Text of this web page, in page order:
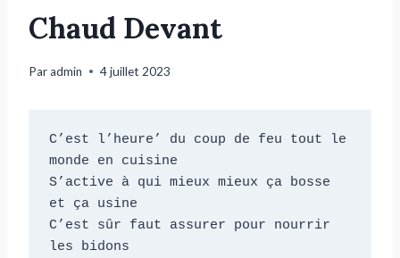
Chaud Devant
Paradmin 4 juillet 2023
C’est l’heure’ du coup de feu tout le
monde en cuisine
S’active à qui mieux mieux ça bosse
et ça usine
C’est sûr faut assurer pour nourrir
les bidons